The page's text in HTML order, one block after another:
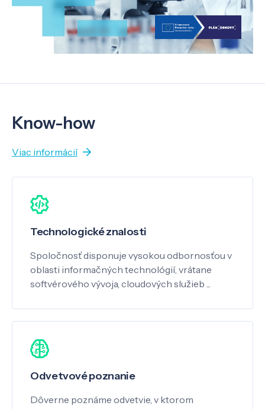
Know-how
Viac informácií
Technologické znalosti
Spoločnosť disponuje vysokou odbornosťou v
oblasti informačných technológií, vrátane
softvérového vývoja, cloudových služieb ...
Odvetvové poznanie
Dôverne poznáme odvetvie, v ktorom